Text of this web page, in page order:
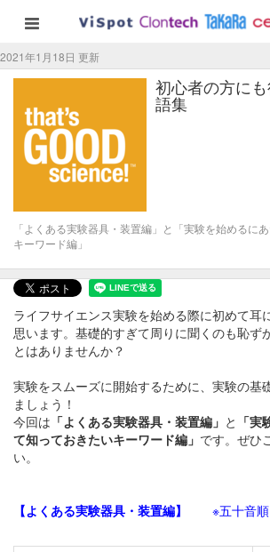
2021年1月18日 更新
初心者の方に
語集
「よくある実験器具・装置編」と「実験を始めるに
キーワード編」
ライフサイエンス実験を始める際に初めて耳
思います。基礎的すぎて周りに聞くのも恥ず
とはありませんか？
実験をスムーズに開始するために、実験の基
ましょう！
今回は 「よくある実験器具・装置編」 と 「
て知っておきたいキーワード編」 です。ぜひ
い。
【よくある実験器具・装置編】 ※五十音順